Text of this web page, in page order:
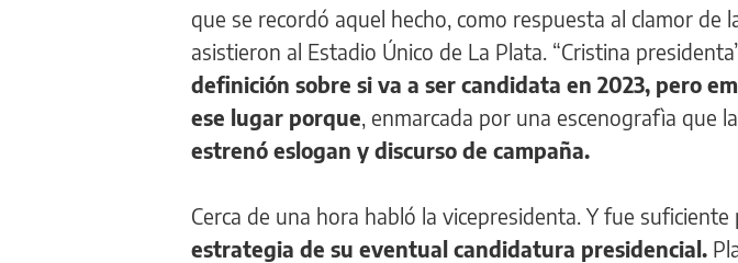
que se recordó aquel hecho, como respuesta al clamor de
asistieron al Estadio Único de La Plata. “Cristina
definición sobre si va a ser candidata en 2023, pero
ese lugar porque, enmarcada por una escenografìa que
estrenó eslogan y discurso de campaña.
Cerca de una hora habló la vicepresidenta. Y fue suficiente
estrategia de su eventual candidatura presidencial.